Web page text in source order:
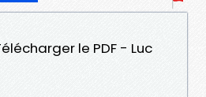
le PDF - Luc